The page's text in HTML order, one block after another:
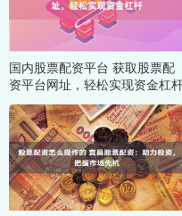
国内股票配资平台 获取股票配
资平台网址，轻松实现资金杠